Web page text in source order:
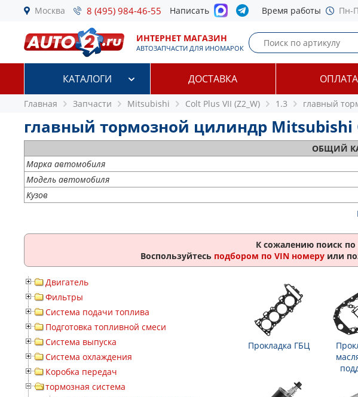
Москва 8 (495) 984-46-55 Написать Время работы Пн-
ИНТЕРНЕТ МАГАЗИН
АВТОЗАПЧАСТИ ДЛЯ ИНОМАРОК
КАТАЛОГИ ДОСТАВКА ОПЛАТА
Главная Запчасти Mitsubishi Colt Plus VII (Z2_W) 1.3 главный
главный тормозной цилиндр Mitsubishi
ОБЩИЙ
Марка автомобиля
Модель автомобиля
Кузов
К сожалению поиск
Воспользуйтесь подбором по VIN номеру или
Двигатель
Фильтры
Система подачи топлива
Подготовка топливной смеси
Система выпуска
Система охлаждения
Коробка передач
тормозная система
Прокладка ГБЦ